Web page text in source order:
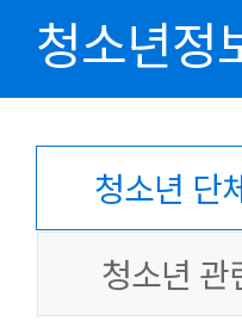
청소년정
청소년 단
청소년 관